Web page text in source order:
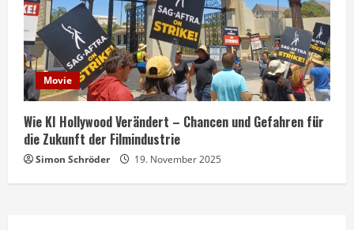
Movie
Wie KI Hollywood Verändert – Chancen und Gefahren für
die Zukunft der Filmindustrie
Simon Schröder 19. November 2025